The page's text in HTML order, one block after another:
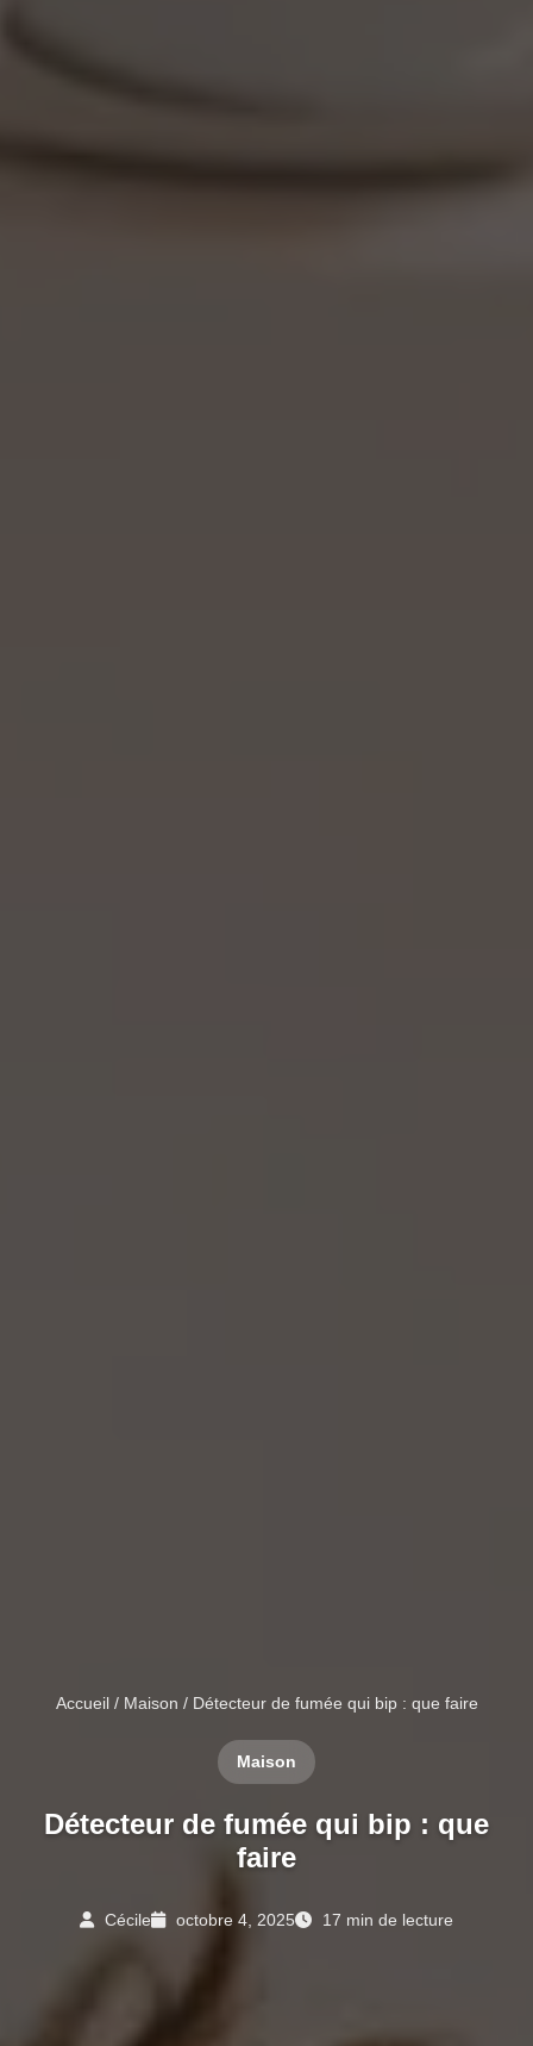
Accueil/ Maison / Détecteur de fumée qui bip : que faire
Maison
Détecteur de fumée qui bip : que
faire
Cécile octobre 4, 2025 17 min de lecture